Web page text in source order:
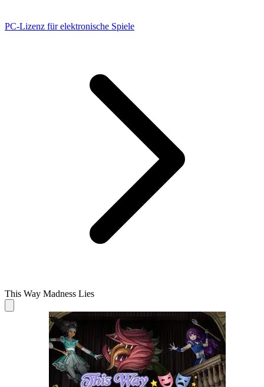
PC-Lizenz für elektronische Spiele
This Way Madness Lies